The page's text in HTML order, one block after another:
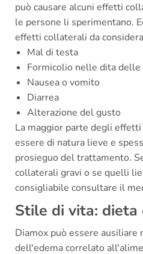
può causare alcuni effetti
le persone li sperimentano.
effetti collaterali da
Mal di testa
Formicolio nelle dita delle
Nausea o vomito
Diarrea
Alterazione del gusto
La maggior parte degli
essere di natura lieve e
prosieguo del trattamento.
collaterali gravi o se quelli
consigliabile consultare il
Stile di vita:
Diamox può essere
dell'edema correlato